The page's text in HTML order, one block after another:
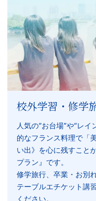
校外学習・修学
人気の“お台場”や“レ
的なフランス料理で「
い出》を心に残すこと
プラン』です。
修学旅行、卒業・お別
テーブルエチケット講
ください。